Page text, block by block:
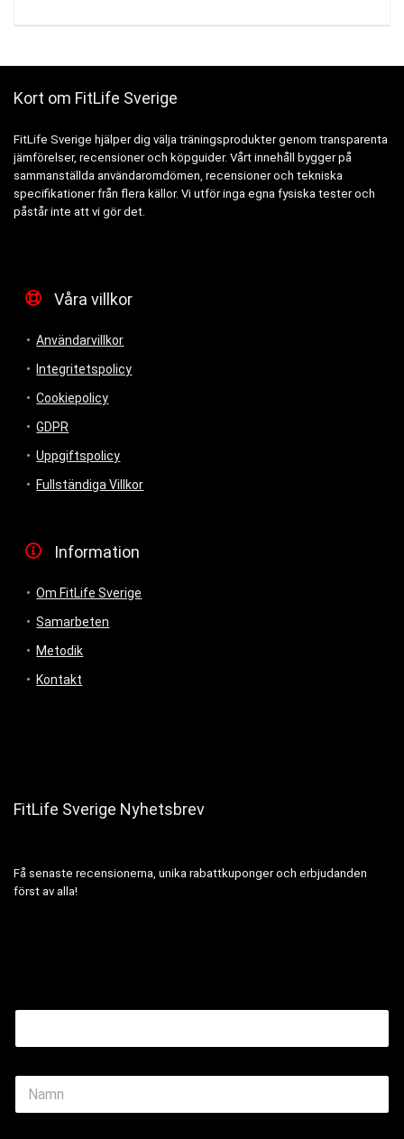
Kort om FitLife Sverige
FitLife Sverige hjälper dig välja träningsprodukter genom transparenta
jämförelser, recensioner och köpguider. Vårt innehåll bygger på
sammanställda användaromdömen, recensioner och tekniska
specifikationer från flera källor. Vi utför inga egna fysiska tester och
påstår inte att vi gör det.
Våra villkor
Användarvillkor
Integritetspolicy
Cookiepolicy
GDPR
Uppgiftspolicy
Fullständiga Villkor
Information
Om FitLife Sverige
Samarbeten
Metodik
Kontakt
FitLife Sverige Nyhetsbrev
Få senaste recensionerna, unika rabattkuponger och erbjudanden
först av alla!
N
m